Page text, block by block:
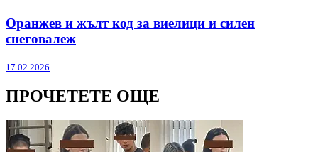
Оранжев и жълт код за виелици и силен
снеговалеж
17.02.2026
ПРОЧЕТЕТЕ ОЩЕ